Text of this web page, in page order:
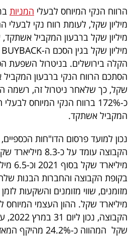
עקבו
אחרינו:
הרווח הנקי המיוחס לבעלי המניות
מיליון שקל בגין הסכם ה-BUYBACK
הקלה בירושלים. בניטרול השפעת
שקל, כך שלאחר ניטרול זה, רשמה
כ-172% ברווח הנקי המיוחס
המקביל אשתקד.
נכון למועד פרסום הדו"חות
בקופת הקבוצה והחברות הבנות
מיליארד שקל. ההון העצמי המיוחס
שקל המהווה כ-24.2% מהיקף המאזן.